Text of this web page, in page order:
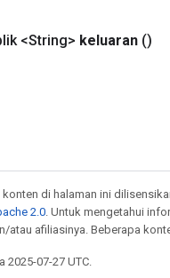
<String> keluaran ()
di halaman ini
2.0 . Untuk mengetahui
atau afiliasinya. Beberapa
07-27 UTC.